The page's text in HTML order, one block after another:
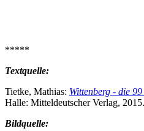
*****
Textquelle:
Tietke, Mathias: Wittenberg - die
Halle: Mitteldeutscher Verlag, 2015.
Bildquelle: